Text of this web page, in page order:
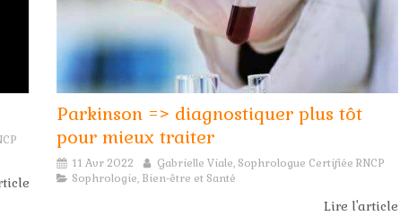
Parkinson => diagnostiquer plus tôt
pour mieux traiter
11 Avr 2022
Gabrielle Viale, Sophrologue Certifiée RNCP
Sophrologie, Bien-être et Santé
Lire l'article